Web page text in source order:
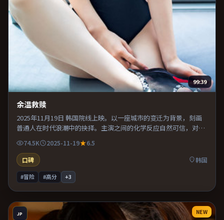
99:39
余温救赎
2025年11月19日 韩国院线上映。以一座城市的变迁为背景，刻画
普通人在时代浪潮中的抉择。主演之间的化学反应自然可信，对手
戏张力贯穿全片。推荐给偏爱群像戏与命运母题的影迷。
74.5K 2025-11-19
6.5
口碑
韩国
#冒险 #高分 +3
JP NEW